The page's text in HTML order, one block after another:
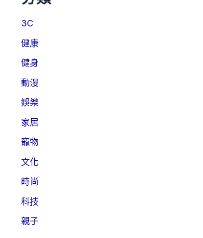
3C
健康
健身
動漫
娛樂
家居
寵物
文化
時尚
科技
親子